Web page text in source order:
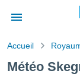
de
a
Accueil
Météo